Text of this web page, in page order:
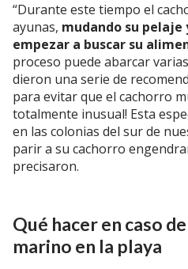
“Durante este tiempo el
ayunas, mudando su pelaje
empezar a buscar su
proceso puede abarcar
dieron una serie de
para evitar que el cachorro
totalmente inusual! Esta
en las colonias del sur de
parir a su cachorro
precisaron.
Qué hacer en caso
marino en la playa